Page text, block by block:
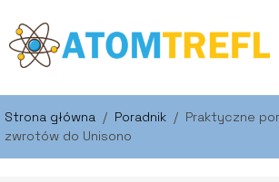
Strona główna / Poradnik / Praktyczne
zwrotów do Unisono